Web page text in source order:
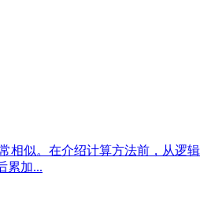
似。在介绍计算方法前，从
累加...